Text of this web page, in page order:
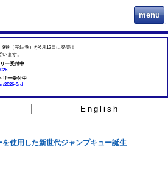
menu
巻（完結巻）が6月12日に発売！
ます。
ー受付中
リー受付中
2026-3rd
English
を使用した新世代ジャンプキュー誕生